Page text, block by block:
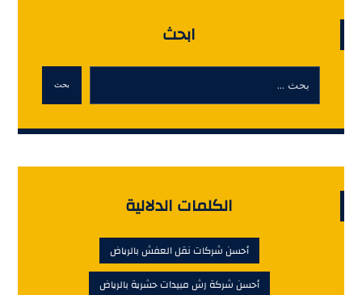
ابحث
بحث
الكلمات الدلالية
أحسن شركات نقل العفش بالرياض
أحسن شركة رش مبيدات حشرية بالرياض